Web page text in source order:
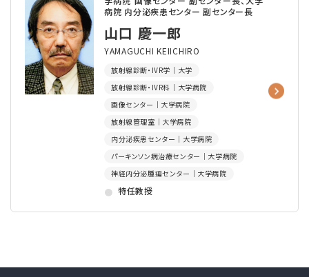
病院 内分泌疾患センター 副センター長
山口 慶一郎
YAMAGUCHI KEIICHIRO
放射線診断・IVR学｜大学
放射線診断・IVR科｜大学病院
画像センター｜大学病院
放射線管理室｜大学病院
内分泌疾患センター｜大学病院
パーキンソン病治療センター｜大学病院
神経内分泌腫瘍センター｜大学病院
特任教授